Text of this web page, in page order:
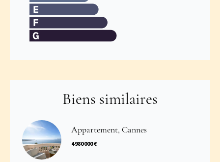
Biens similaires
Appartement, Cannes
4 980 000 €